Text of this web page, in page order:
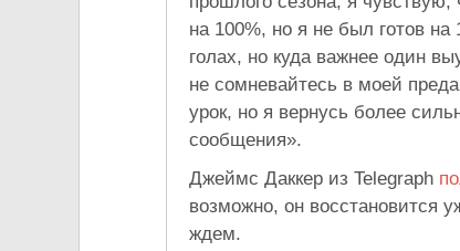
на 100%, но я не был готов
голах, но куда важнее один
не сомневайтесь в моей
урок, но я вернусь более
сообщения».
Джеймс Даккер из Telegraph
возможно, он восстановится
ждем.